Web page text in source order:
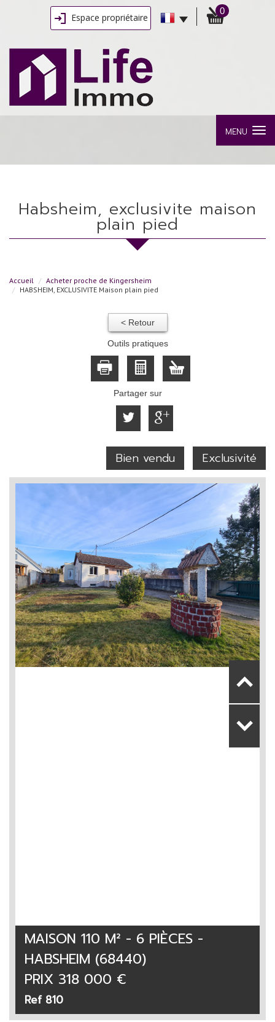
Espace propriétaire
0
MENU
habsheim, exclusivite maison
plain pied
Accueil
Acheter proche de Kingersheim
HABSHEIM, EXCLUSIVITE Maison plain pied
< Retour
Outils pratiques
Partager sur
Bien vendu Exclusivité
MAISON 110 M² - 6 PIÈCES -
HABSHEIM (68440)
PRIX 318 000 €
Ref 810